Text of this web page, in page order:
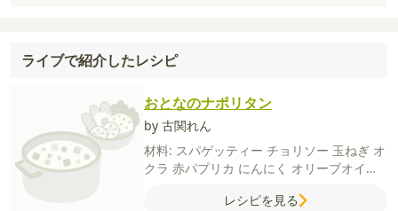
ライブで紹介したレシピ
おとなのナポリタン
by 古関れん
材料: スパゲッティー チョリソー 玉ねぎ オ
クラ 赤パプリカ にんにく オリーブオイル
レシピを見る